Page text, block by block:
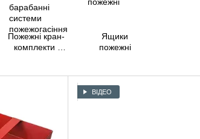
Пожежні кран-
комплекти і
Ящики
пожежні
ВІДЕО